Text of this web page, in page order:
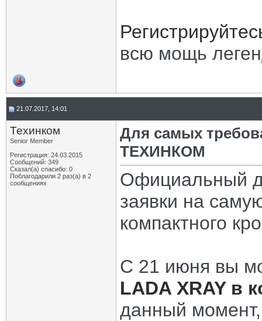
всю мощь
21.07.2017, 14:01
Техинком
Senior Member
Регистрация: 24.03.2015
Сообщений: 349
Сказал(а) спасибо: 0
Поблагодарили 2 раз(а) в 2
сообщениях
Для самых
ТЕХИНКОМ
Официальный
заявки на
компактного
С 21 июня вы
LADA XRAY в
данный